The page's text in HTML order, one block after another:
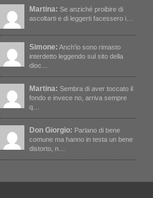
Martina: Se anziché proibire di
ascoltarti e di leggerti facessero i…
Simone: Anch'io sono rimasto
interdetto leggendo sul sito della
dioc…
Martina: Sembra di aver toccato il
fondo e invece no, arriva sempre
q…
Don Giorgio: Parlano di bene
comune ma hanno in testa un bene
distorto, n…